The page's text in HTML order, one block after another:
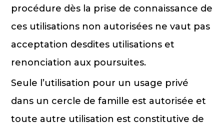
procédure dès la prise de connaissance de
ces utilisations non autorisées ne vaut pas
acceptation desdites utilisations et
renonciation aux poursuites.
Seule l’utilisation pour un usage privé
dans un cercle de famille est autorisée et
toute autre utilisation est constitutive de